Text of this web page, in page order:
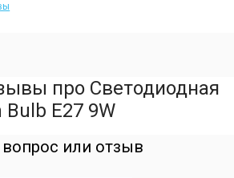
про Cветодиодная
E27 9W
или отзыв